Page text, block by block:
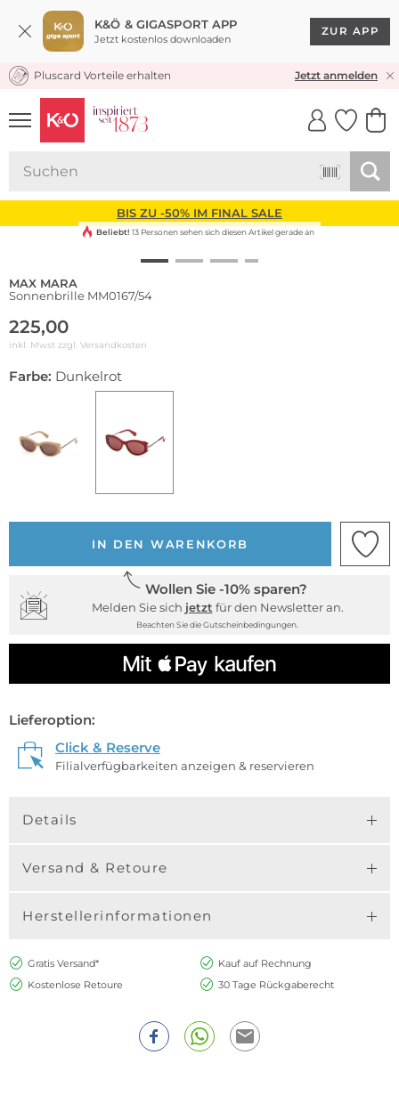
K&Ö & GIGASPORT APP
Jetzt kostenlos downloaden
ZUR APP
KOSTENLOSER VERSAND* & RÜCKVERSAND
Pluscard Vorteile erhalten Jetzt anmelden
UNSERE APP
CLICK &
BIS ZU -50% IM FINAL SALE
Beliebt! 13 Personen sehen sich diesen Artikel gerade an
MAX MARA
Sonnenbrille MM0167/54
225,00
inkl. Mwst zzgl. Versandkosten
Farbe: Dunkelrot
IN DEN WARENKORB
Wollen Sie -10% sparen?
Melden Sie sich jetzt für den Newsletter an.
Beachten Sie die Gutscheinbedingungen.
Lieferoption:
Click & Reserve
Filialverfügbarkeiten anzeigen & reservieren
Details
Versand & Retoure
Herstellerinformationen
Gratis Versand*
Kauf auf Rechnung
Kostenlose Retoure
30 Tage Rückgaberecht